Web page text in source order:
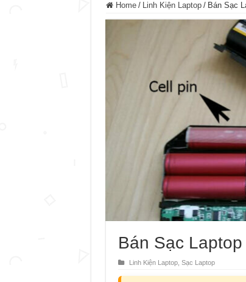
Home / Linh Kiện Laptop / Bán Sạc
Bán Sạc
Linh Kiện Laptop, Sạc Laptop